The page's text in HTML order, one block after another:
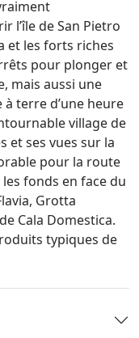
l’île de San Pietro
et les forts riches
pour plonger et
mais aussi une
terre d’une heure
village de
et ses vues sur la
pour la route
fonds en face du
Grotta
Cala Domestica.
typiques de